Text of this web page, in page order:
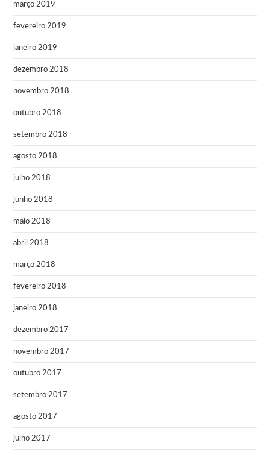
março 2019
fevereiro 2019
janeiro 2019
dezembro 2018
novembro 2018
outubro 2018
setembro 2018
agosto 2018
julho 2018
junho 2018
maio 2018
abril 2018
março 2018
fevereiro 2018
janeiro 2018
dezembro 2017
novembro 2017
outubro 2017
setembro 2017
agosto 2017
julho 2017